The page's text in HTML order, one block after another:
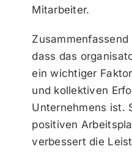
Mitarbeiter.
dass das
ein wichtiger
und kollektiven
Unternehmens ist.
positiven
verbessert die